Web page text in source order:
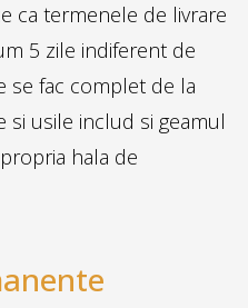
ca termenele de livrare
5 zile indiferent de
se fac complet de la
si usile includ si geamul
hala de